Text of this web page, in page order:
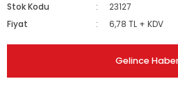
Stok Kodu
23127
Fiyat
6,78 TL + KDV
Gelince